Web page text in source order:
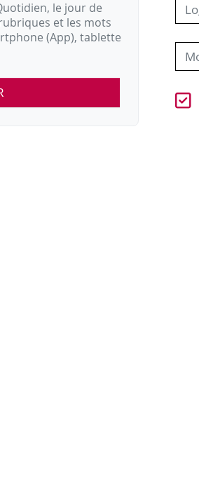
le jour de
et les mots
(App), tablette